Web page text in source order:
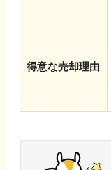
得意な売却理由